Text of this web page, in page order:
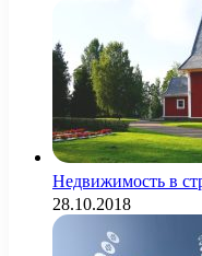
Недвижимость в
28.10.2018